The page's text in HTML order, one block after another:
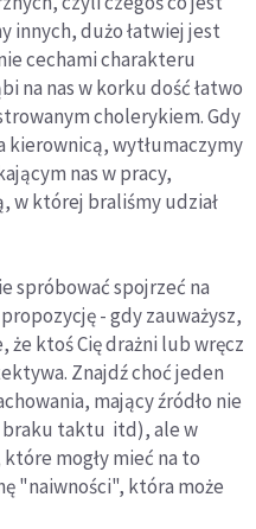
innych, dużo łatwiej jest
cechami charakteru
na nas w korku dość łatwo
cholerykiem. Gdy
kierownicą, wytłumaczymy
nas w pracy,
w której braliśmy udział
spróbować spojrzeć na
- gdy zauważysz,
że ktoś Cię drażni lub wręcz
Znajdź choć jeden
mający źródło nie
braku taktu itd), ale w
mogły mieć na to
"naiwności", która może